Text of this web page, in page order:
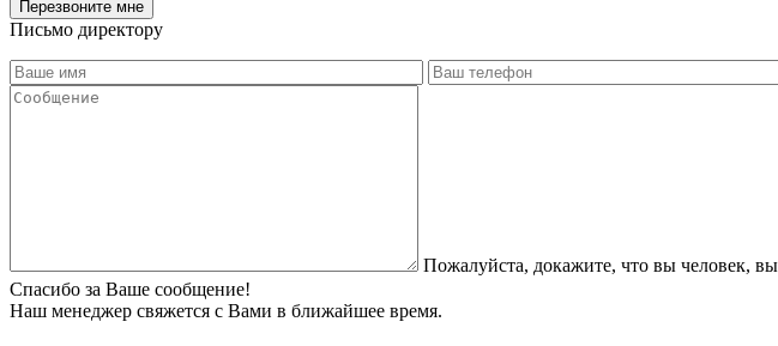
Письмо директору
Пожалуйста, докажите, что вы человек,
Спасибо за Ваше сообщение!
Наш менеджер свяжется с Вами в ближайшее время.